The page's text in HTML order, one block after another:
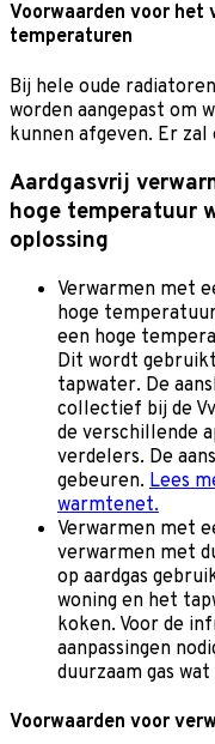
Voorwaarden voor het
temperaturen
Bij hele oude
worden aangepast om
kunnen afgeven. Er
Aardgasvrij
hoge temperatuur
oplossing
Verwarmen met
hoge
een hoge
Dit wordt
tapwater. De
collectief bij de
de verschillende
verdelers. De
gebeuren. Lees
warmtenet.
Verwarmen met
verwarmen met
op aardgas
woning en het
koken. Voor de
aanpassingen
duurzaam gas
Voorwaarden voor